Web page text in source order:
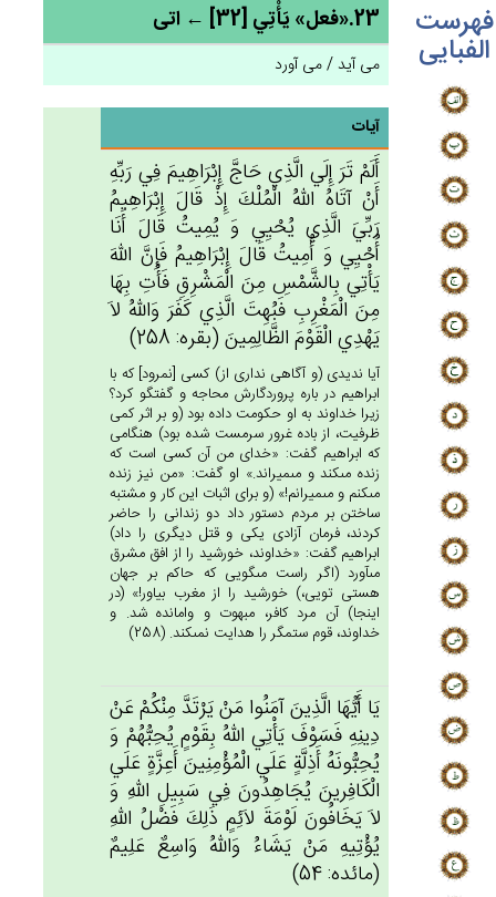
فهرست
الفبایی
23.«فعل» يَأْتِي [32] ← اتی
می آید / می آورد
آیات
أَلَم‌ْ تَرَ إِلَي‌ الَّذِي‌ حَاج‌َّ إِبْرَاهِيم‌َ فِي‌ رَبِّه‌ِ
أَن‌ْ آتَاه‌ُ الله‌ُ الْمُلْك‌َ إِذْ قَال‌َ إِبْرَاهِيم‌ُ
رَبِّي‌َ الَّذِي‌ يُحْيِي وَ يُمِيت‌ُ قَال‌َ أَنَا
أُحْيِي‌ وَ أُمِيت‌ُ قَال‌َ إِبْرَاهِيم‌ُ فَإِن‌َّ الله‌َ
يَأْتِي‌ بِالشَّمْس‌ِ مِن‌َ الْمَشْرِق‌ِ فَأْت‌ِ بِهَا
مِن‌َ الْمَغْرِب‌ِ فَبُهِت‌َ الَّذِي‌ كَفَرَ وَالله‌ُ لاَ
يَهْدِي‌ الْقَوْم‌َ الظَّالِمِين‌َ (بقره: 258)
آيا نديدى (و آگاهى ندارى از) كسى [نمرود] كه با
ابراهيم در باره پروردگارش محاجه و گفتگو كرد؟
زيرا خداوند به او حكومت داده بود (و بر اثر كمى
ظرفيت، از باده غرور سرمست شده بود) هنگامى
كه ابراهيم گفت: «خداى من آن كسى است كه
زنده مى‏كند و مى‏ميراند.» او گفت: «من نيز زنده
مى‏كنم و مى‏ميرانم!» (و براى اثبات اين كار و مشتبه
ساختن بر مردم دستور داد دو زندانى را حاضر
كردند، فرمان آزادى يكى و قتل ديگرى را داد)
ابراهيم گفت: «خداوند، خورشيد را از افق مشرق
مى‏آورد (اگر راست مى‏گويى كه حاكم بر جهان
هستى تويى،) خورشيد را از مغرب بياور!» (در
اينجا) آن مرد كافر، مبهوت و وامانده شد. و
خداوند، قوم ستمگر را هدايت نمى‏كند. (258)
يَا أَيُّهَا الَّذِين‌َ آمَنُوا مَن‌ْ يَرْتَدَّ مِنْكُم‌ْ عَنْ‌
دِينِه‌ِ فَسَوْف‌َ يَأْتِي‌ الله‌ُ بِقَوْم‌ٍ يُحِبُّهُم‌ْ وَ
يُحِبُّونَه‌ُ أَذِلَّة‌ٍ عَلَي‌ الْمُؤْمِنِين‌َ أَعِزَّة‌ٍ عَلَي‌
الْكَافِرين‌َ يُجَاهِدُون‌َ فِي‌ سَبِيل‌ِ الله‌ِ وَ
لاَ يَخَافُون‌َ لَوْمَة‌َ لاَئِم‌ٍ ذَلِك‌َ فَضْل‌ُ الله‌ِ
يُؤْتِيه‌ِ مَنْ‌ يَشَاءُ وَالله‌ُ وَاسِع‌ٌ عَلِيم‌ٌ
(مائده: 54)